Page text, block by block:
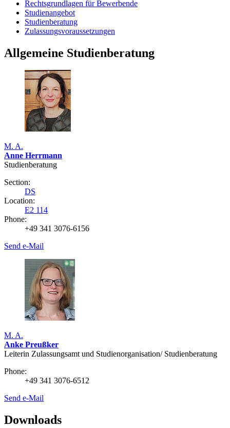
Rechtsgrundlagen für Bewerbende
Studienangebot
Studienberatung
Zulassungsvoraussetzungen
Allgemeine Studienberatung
M. A.
Anne Herrmann
Studienberatung
Section:
DS
Location:
E2 114
Phone:
+49 341 3076-6156
Send e-Mail
M. A.
Anke Preußker
Leiterin Zulassungsamt und Studienorganisation/ Studienberatung
Phone:
+49 341 3076-6512
Send e-Mail
Downloads